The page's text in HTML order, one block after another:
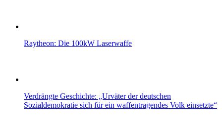
Raytheon: Die 100kW Laserwaffe
Verdrängte Geschichte: „Urväter der deutschen
Sozialdemokratie sich für ein waffentragendes Volk einsetzte“